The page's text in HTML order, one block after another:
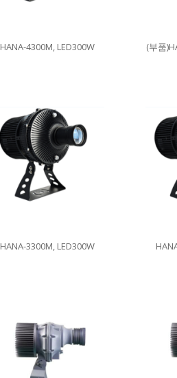
HANA-4300M, LED300W (부품
HANA-3300M, LED300W